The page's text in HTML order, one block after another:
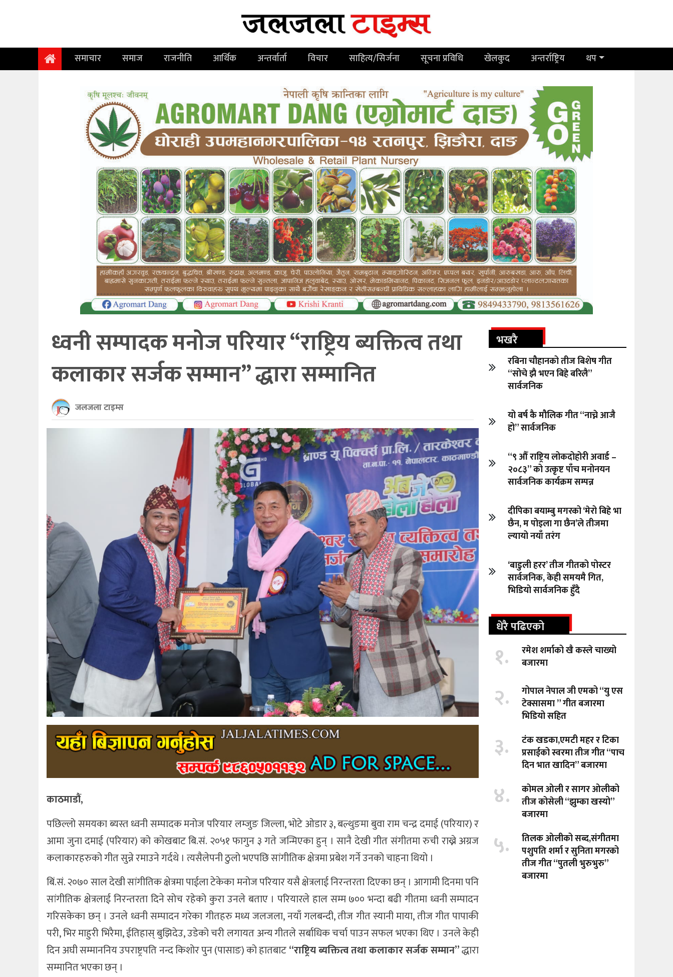
समाचार समाज राजनीति आर्थिक अन्तर्वार्ता विचार साहित्य/सिर्जना सूचना प्रविधि खेलकुद अन्तर्राष्ट्रिय थप
ध्वनी सम्पादक मनोज परियार “राष्ट्रिय ब्यक्तित्व तथा
कलाकार सर्जक सम्मान” द्धारा सम्मानित
जलजला टाइम्स
काठमाडौं,
पछिल्लो समयका ब्यस्त ध्वनी सम्पादक मनोज परियार लम्जुङ जिल्ला, भोटे ओडार ३, बल्थुङमा बुवा राम चन्द्र दमाई (परियार) र
आमा जुना दमाई (परियार) को कोखबाट बि.सं. २०५१ फागुन ३ गते जन्मिएका हुन् । सानै देखी गीत संगीतमा रुची राख्ने अग्रज
कलाकारहरुको गीत सुन्ने रमाउने गर्दथे । त्यसैलेपनी ठुलो भएपछि सांगीतिक क्षेत्रमा प्रबेश गर्ने उनको चाहना थियो ।
बिं.सं. २०७० साल देखी सांगीतिक क्षेत्रमा पाईला टेकेका मनोज परियार यसै क्षेत्रलाई निरन्तरता दिएका छन् । आगामी दिनमा पनि
सांगीतिक क्षेत्रलाई निरन्तरता दिने सोच रहेको कुरा उनले बताए । परियारले हाल सम्म ७०० भन्दा बढी गीतमा ध्वनी सम्पादन
गरिसकेका छन् । उनले ध्वनी सम्पादन गरेका गीतहरु मध्य जलजला, नयाँ गलबन्दी, तीज गीत स्यानी माया, तीज गीत पापाकी
परी, भिर माहुरी भिरैमा, ईतिहास् बुझिदेउ, उडेको चरी लगायत अन्य गीतले सर्बाधिक चर्चा पाउन सफल भएका थिए । उनले केही
दिन अघी सम्माननिय उपराष्ट्रपति नन्द किशोर पुन (पासाङ) को हातबाट“राष्ट्रिय ब्यक्तित्व तथा कलाकार सर्जक सम्मान”द्धारा
सम्मानित भएका छन् ।
भखरै
रबिना चौहानको तीज बिशेष गीत
“सोचे झै भएन बिहे बरिलै”
सार्वजनिक
यो बर्ष कै मौलिक गीत “नाच्ने आजै
हो” सार्वजनिक
“९ औँ राष्ट्रिय लोकदोहोरी अवार्ड –
२०८३” को उत्कृष्ट पाँच मनोनयन
सार्वजनिक कार्यक्रम सम्पन्न
दीपिका बयाम्बु मगरको ‘मेरो बिहे भा
छैन, म पोइला गा छैन’ले तीजमा
ल्यायो नयाँ तरंग
‘बाडुली हरर’ तीज गीतको पोस्टर
सार्वजनिक, केही समयमै गित,
भिडियो सार्वजनिक हुँदै
धेरै पढिएको
१.
रमेश शर्माको खै कस्ले चाख्यो
बजारमा
२.
गोपाल नेपाल जी एमको “यु एस
टेक्सासमा ” गीत बजारमा
भिडियो सहित
३.
टंक खडका,एमटी महर र टिका
प्रसाईको स्वरमा तीज गीत “पाच
दिन भात खादिन” बजारमा
४.
कोमल ओली र सागर ओलीको
तीज कोसेली “झुम्का खस्यो”
बजारमा
५.
तिलक ओलीको सब्द,संगीतमा
पशुपति शर्मा र सुनिता मगरको
तीज गीत “पुतली भुरुभुरु”
बजारमा